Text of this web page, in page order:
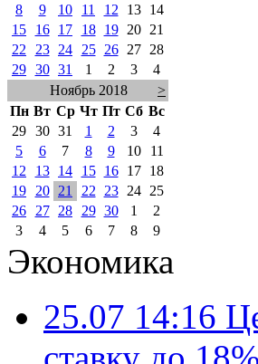
8
9 10 11 12 13
14
15
16 17 18 19 20
21
22
23 24 25 26 27
28
29 30 31 1 2 3
4
Ноябрь 2018
>
Пн Вт Ср Чт Пт Сб Вс
29 30 31 1 2 3
4
5
6 7 8 9 10
11
12
13 14 15 16 17
18
19
20 21 22 23 24
25
26
27 28 29 30 1
2
3
4 5 6 7 8 9
Экономика
25.07 14:16